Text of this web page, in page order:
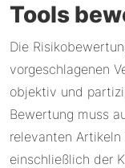
Tools
Die
vorgeschlagenen
objektiv und
Bewertung muss
relevanten
einschließlich der